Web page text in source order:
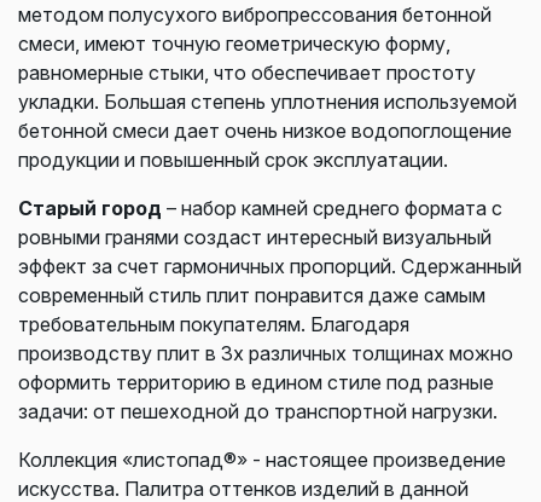
методом полусухого вибропрессования бетонной
смеси, имеют точную геометрическую форму,
равномерные стыки, что обеспечивает простоту
укладки. Большая степень уплотнения используемой
бетонной смеси дает очень низкое водопоглощение
продукции и повышенный срок эксплуатации.
Старый город – набор камней среднего формата с
ровными гранями создаст интересный визуальный
эффект за счет гармоничных пропорций. Сдержанный
современный стиль плит понравится даже самым
требовательным покупателям. Благодаря
производству плит в 3х различных толщинах можно
оформить территорию в едином стиле под разные
задачи: от пешеходной до транспортной нагрузки.
Коллекция «листопад®» - настоящее произведение
искусства. Палитра оттенков изделий в данной